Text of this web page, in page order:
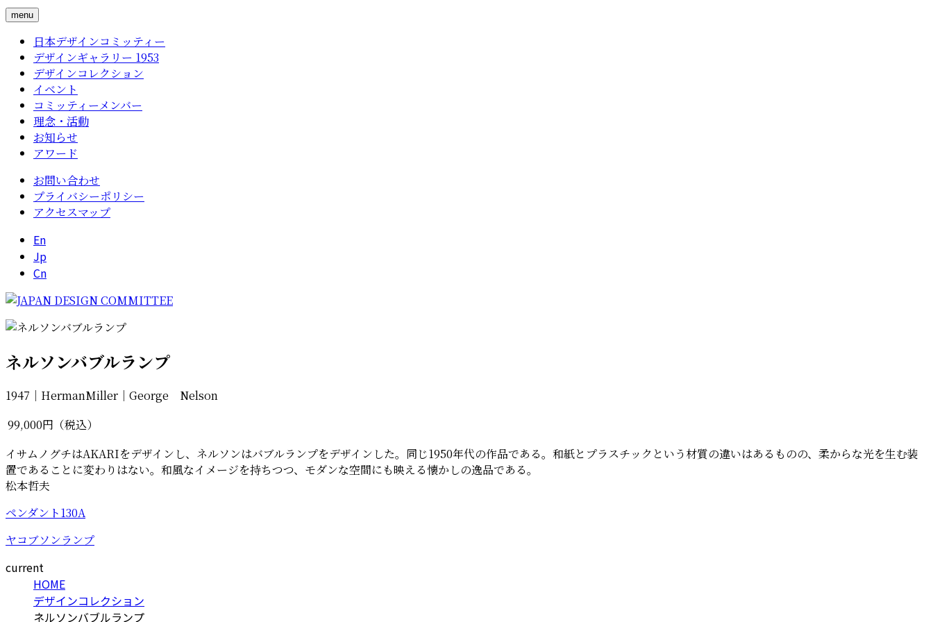
menu
日本デザインコミッティー
デザインギャラリー 1953
デザインコレクション
イベント
コミッティーメンバー
理念・活動
お知らせ
アワード
お問い合わせ
プライバシーポリシー
アクセスマップ
En
Jp
Cn
ネルソンバブルランプ
1947｜HermanMiller｜George Nelson
99,000円（税込）
イサムノグチはAKARIをデザインし、ネルソンはバブルランプをデザインした。同じ1950年代の作品である。和紙とプラスチックという材質の違いはあるものの、柔からな光を生む装
置であることに変わりはない。和風なイメージを持ちつつ、モダンな空間にも映える懐かしの逸品である。
松本哲夫
ペンダント130A
ヤコブソンランプ
current
HOME
デザインコレクション
ネルソンバブルランプ